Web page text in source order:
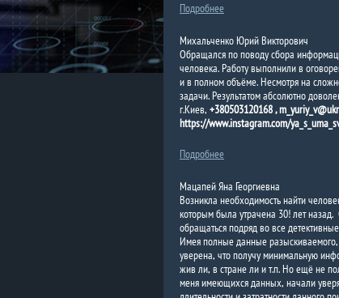
Подробнее
Михальченко Юрий Викторович
Обращался по поводу сбора
человека. Работу выполнили в
и в полном объёме. Несмотря на
задачи. Результатом абсолютно
г.Киев, +380503120168 ,
https://www.instagram.com/
Подробнее
Мацапей Яна Георгиевна
Возникла необходимость найти
которым была утрачена 30! лет назад.
обращаться подряд во все
Имея полные данные
уверена, что получу минимальную
жив ли, в стране ли и т.п. Но ещё не
меня имеющихся данных, начали